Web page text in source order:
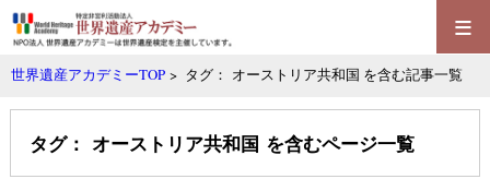
≡
世界遺産アカデミーTOP > タグ： オーストリア共和国 を含む記事一覧
タグ： オーストリア共和国 を含むページ一覧